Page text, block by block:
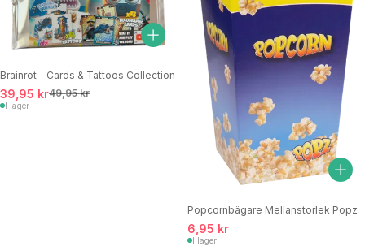
Brainrot - Cards & Tattoos Collection
39,95 kr49,95 kr
I lager
Popcornbägare Mellanstorlek Popz
6,95 kr
I lager